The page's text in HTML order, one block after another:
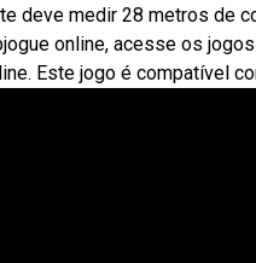
deve medir 28 metros de
online, acesse os
Este jogo é compatível